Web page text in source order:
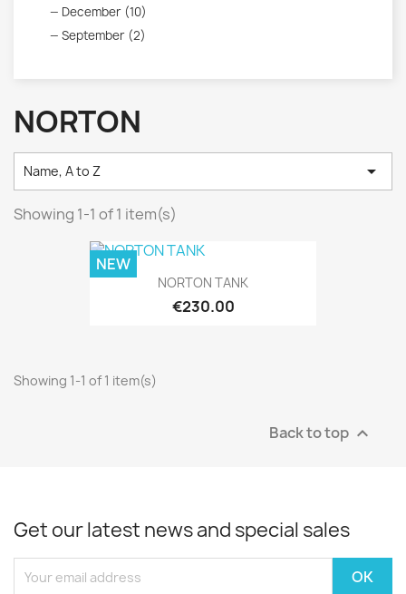
December (10)
September (2)
NORTON
Name, A to Z 
Showing 1-1 of 1 item(s)
NORTON TANK
€230.00
NEW
Showing 1-1 of 1 item(s)
Back to top 
Get our latest news and special sales